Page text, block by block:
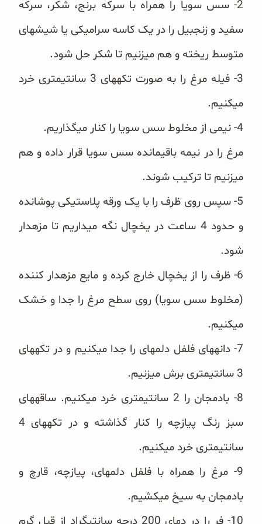
2- سس سویا را همراه با سرکه برنج، شکر، سرکه
سفید و زنجبیل را در یک کاسه سرامیکی یا شیشه‎ای
متوسط ریخته و هم می‎زنیم تا شکر حل شود.
3- فیله مرغ را به صورت تکه‎های 3 سانتی‎متری خرد
میکنیم.
4- نیمی از مخلوط سس سویا را کنار می‎گذاریم.
مرغ را در نیمه باقی‎مانده سس سویا قرار داده و هم
می‎زنیم تا ترکیب شوند.
5- سپس روی ظرف را با یک ورقه پلاستیکی پوشانده
و حدود 4 ساعت در یخچال نگه می‎داریم تا مزه‎دار
شود.
6- ظرف را از یخچال خارج کرده و مایع مزه‎دار کننده
(مخلوط سس سویا) روی سطح مرغ را جدا و خشک
می‎کنیم.
7- دانه‎های فلفل دلمه‎ای را جدا می‎کنیم و در تکه‎های
3 سانتی‎متری برش می‎‎زنیم.
8- بادمجان
را 2 سانتی‎متری خرد می‎کنیم. ساقه‎های
سبز رنگ پیازچه را کنار گذاشته و در تکه‎های 4
سانتی‎متری خرد می‎کنیم.
9- مرغ را همراه با فلفل دلمه‎ای، پیازچه، قارچ و
بادمجان به سیخ می‎کشیم.